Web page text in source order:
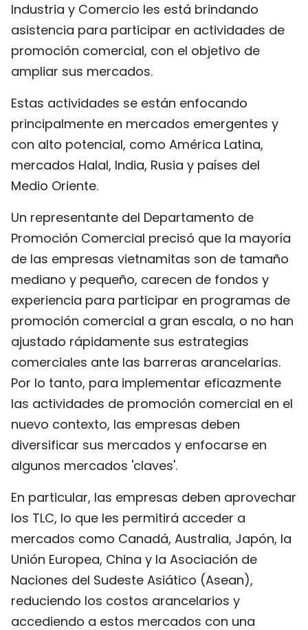
Industria y Comercio les está brindando
asistencia para participar en actividades de
promoción comercial, con el objetivo de
ampliar sus mercados.
Estas actividades se están enfocando
principalmente en mercados emergentes y
con alto potencial, como América Latina,
mercados Halal, India, Rusia y países del
Medio Oriente.
Un representante del Departamento de
Promoción Comercial precisó que la mayoría
de las empresas vietnamitas son de tamaño
mediano y pequeño, carecen de fondos y
experiencia para participar en programas de
promoción comercial a gran escala, o no han
ajustado rápidamente sus estrategias
comerciales ante las barreras arancelarias.
Por lo tanto, para implementar eficazmente
las actividades de promoción comercial en el
nuevo contexto, las empresas deben
diversificar sus mercados y enfocarse en
algunos mercados 'claves'.
En particular, las empresas deben aprovechar
los TLC, lo que les permitirá acceder a
mercados como Canadá, Australia, Japón, la
Unión Europea, China y la Asociación de
Naciones del Sudeste Asiático (Asean),
reduciendo los costos arancelarios y
accediendo a estos mercados con una